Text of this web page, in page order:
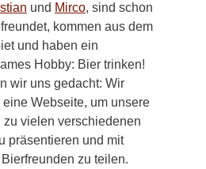
und Mirco, sind schon
kommen aus dem
und haben ein
Hobby: Bier trinken!
wir uns gedacht: Wir
Webseite, um unsere
zu vielen verschiedenen
präsentieren und mit
zu teilen.